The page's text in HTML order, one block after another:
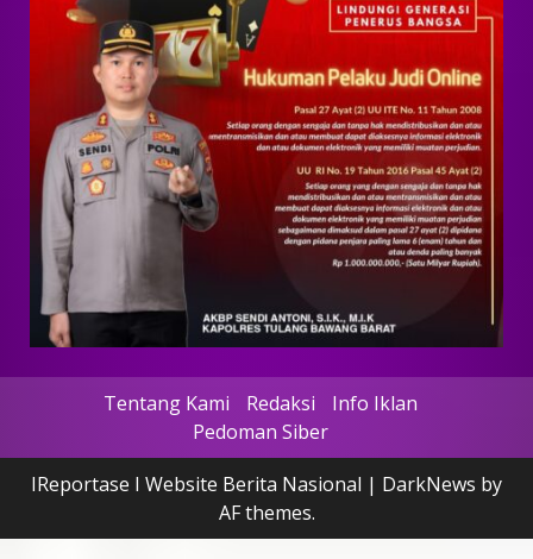
Tentang Kami Redaksi
Info Iklan
Pedoman Siber
IReportase I Website Berita Nasional | DarkNews by
AF themes.